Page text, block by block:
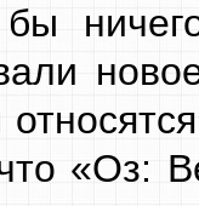
«Оз: